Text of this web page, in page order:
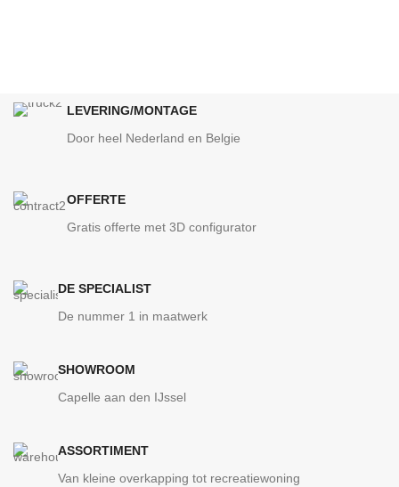
LEVERING/MONTAGE
Door heel Nederland en Belgie
OFFERTE
Gratis offerte met 3D configurator
DE SPECIALIST
De nummer 1 in maatwerk
SHOWROOM
Capelle aan den IJssel
ASSORTIMENT
Van kleine overkapping tot recreatiewoning